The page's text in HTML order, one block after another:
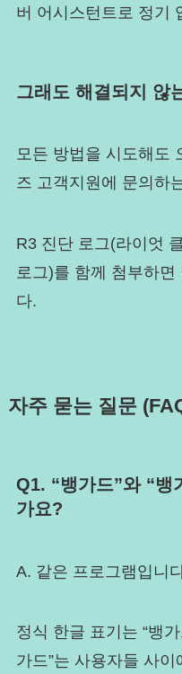
버 어시스턴트로 정기
그래도 해결되지 않
모든 방법을 시도해도
즈 고객지원에 문의하
R3 진단 로그(라이엇
로그)를 함께 첨부하
다.
자주 묻는 질문
Q1. “뱅가드”와 “뱅
가요?
A. 같은 프로그램입니
정식 한글 표기는 “뱅
가드”는 사용자들 사